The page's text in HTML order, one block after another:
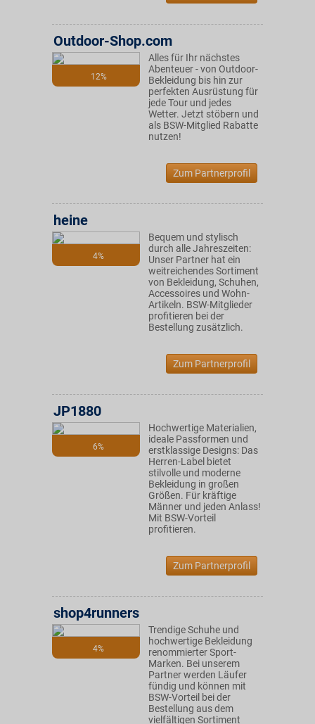
12%
Outdoor-Shop.com
Alles für Ihr nächstes
Abenteuer - von Outdoor-
Bekleidung bis hin zur
perfekten Ausrüstung für
jede Tour und jedes
Wetter. Jetzt stöbern und
als BSW-Mitglied Rabatte
nutzen!
Zum Partnerprofil
4%
heine
Bequem und stylisch
durch alle Jahreszeiten:
Unser Partner hat ein
weitreichendes Sortiment
von Bekleidung, Schuhen,
Accessoires und Wohn-
Artikeln. BSW-Mitglieder
profitieren bei der
Bestellung zusätzlich.
Zum Partnerprofil
6%
JP1880
Hochwertige Materialien,
ideale Passformen und
erstklassige Designs: Das
Herren-Label bietet
stilvolle und moderne
Bekleidung in großen
Größen. Für kräftige
Männer und jeden Anlass!
Mit BSW-Vorteil
profitieren.
Zum Partnerprofil
4%
shop4runners
Trendige Schuhe und
hochwertige Bekleidung
renommierter Sport-
Marken. Bei unserem
Partner werden Läufer
fündig und können mit
BSW-Vorteil bei der
Bestellung aus dem
vielfältigen Sortiment